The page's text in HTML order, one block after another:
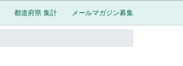
都道府県 集計 メールマガジン募集